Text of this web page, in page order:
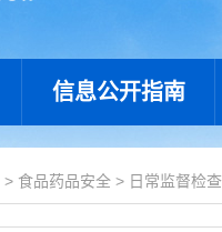
信息公开指南
> 食品药品安全 > 日常监督检查